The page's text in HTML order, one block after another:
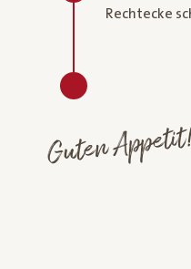
Rechtecke
Guten